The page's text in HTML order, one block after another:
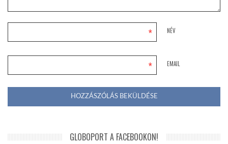
NÉV
*
EMAIL
*
GLOBOPORT A FACEBOOKON!